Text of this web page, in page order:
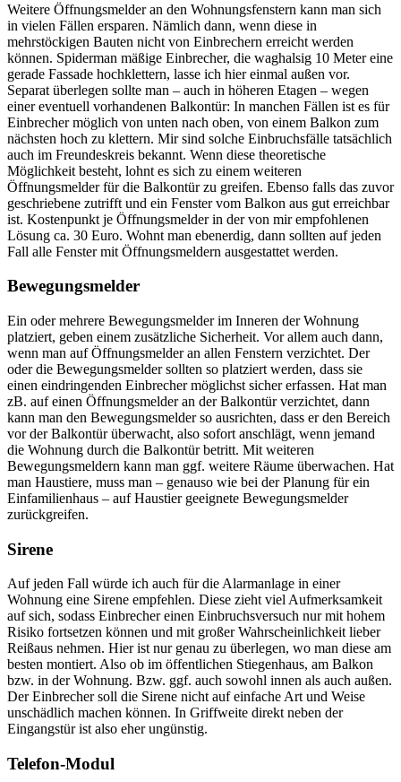
Weitere Öffnungsmelder an den Wohnungsfenstern kann man sich
in vielen Fällen ersparen. Nämlich dann, wenn diese in
mehrstöckigen Bauten nicht von Einbrechern erreicht werden
können. Spiderman mäßige Einbrecher, die waghalsig 10 Meter eine
gerade Fassade hochklettern, lasse ich hier einmal außen vor.
Separat überlegen sollte man – auch in höheren Etagen – wegen
einer eventuell vorhandenen Balkontür: In manchen Fällen ist es für
Einbrecher möglich von unten nach oben, von einem Balkon zum
nächsten hoch zu klettern. Mir sind solche Einbruchsfälle tatsächlich
auch im Freundeskreis bekannt. Wenn diese theoretische
Möglichkeit besteht, lohnt es sich zu einem weiteren
Öffnungsmelder für die Balkontür zu greifen. Ebenso falls das zuvor
geschriebene zutrifft und ein Fenster vom Balkon aus gut erreichbar
ist. Kostenpunkt je Öffnungsmelder in der von mir empfohlenen
Lösung ca. 30 Euro. Wohnt man ebenerdig, dann sollten auf jeden
Fall alle Fenster mit Öffnungsmeldern ausgestattet werden.
Bewegungsmelder
Ein oder mehrere Bewegungsmelder im Inneren der Wohnung
platziert, geben einem zusätzliche Sicherheit. Vor allem auch dann,
wenn man auf Öffnungsmelder an allen Fenstern verzichtet. Der
oder die Bewegungsmelder sollten so platziert werden, dass sie
einen eindringenden Einbrecher möglichst sicher erfassen. Hat man
zB. auf einen Öffnungsmelder an der Balkontür verzichtet, dann
kann man den Bewegungsmelder so ausrichten, dass er den Bereich
vor der Balkontür überwacht, also sofort anschlägt, wenn jemand
die Wohnung durch die Balkontür betritt. Mit weiteren
Bewegungsmeldern kann man ggf. weitere Räume überwachen. Hat
man Haustiere, muss man – genauso wie bei der Planung für ein
Einfamilienhaus – auf Haustier geeignete Bewegungsmelder
zurückgreifen.
Sirene
Auf jeden Fall würde ich auch für die Alarmanlage in einer
Wohnung eine Sirene empfehlen. Diese zieht viel Aufmerksamkeit
auf sich, sodass Einbrecher einen Einbruchsversuch nur mit hohem
Risiko fortsetzen können und mit großer Wahrscheinlichkeit lieber
Reißaus nehmen. Hier ist nur genau zu überlegen, wo man diese am
besten montiert. Also ob im öffentlichen Stiegenhaus, am Balkon
bzw. in der Wohnung. Bzw. ggf. auch sowohl innen als auch außen.
Der Einbrecher soll die Sirene nicht auf einfache Art und Weise
unschädlich machen können. In Griffweite direkt neben der
Eingangstür ist also eher ungünstig.
Telefon-Modul